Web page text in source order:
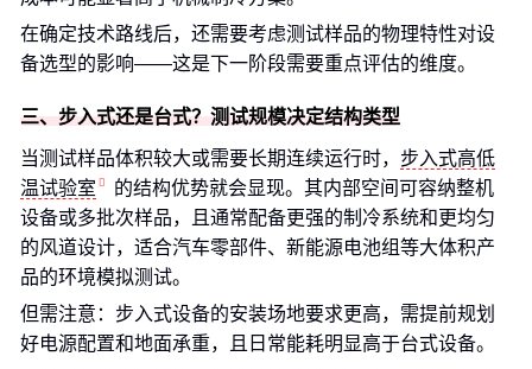
在确定技术路线后，还需要考虑测试样品的物理特性对设
备选型的影响——这是下一阶段需要重点评估的维度。
三、步入式还是台式？测试规模决定结构类型
当测试样品体积较大或需要长期连续运行时， 步入式高低
温试验室
的结构优势就会显现。其内部空间可容纳整机
设备或多批次样品，且通常配备更强的制冷系统和更均匀
的风道设计，适合汽车零部件、新能源电池组等大体积产
品的环境模拟测试。
但需注意：步入式设备的安装场地要求更高，需提前规划
好电源配置和地面承重，且日常能耗明显高于台式设备。